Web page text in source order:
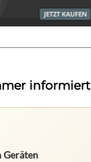
informiert
Geräten